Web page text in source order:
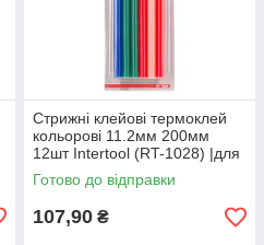
Стрижні клейові термоклей
кольорові 11.2мм 200мм
12шт Intertool (RT-1028) |для
пистолета пістолета
Готово до відправки
107,90 ₴